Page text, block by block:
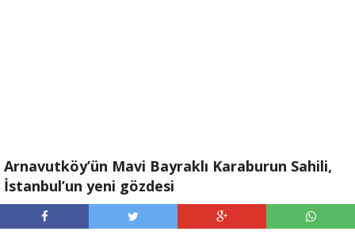
Arnavutköy’ün Mavi Bayraklı Karaburun Sahili,
İstanbul’un yeni gözdesi